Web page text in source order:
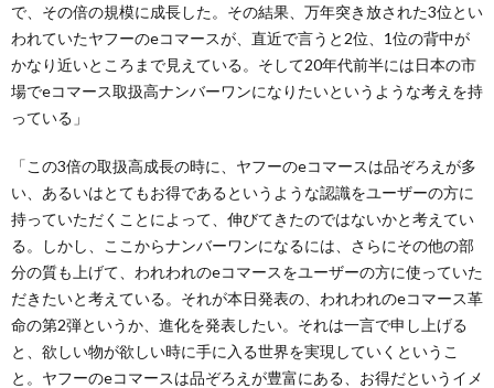
で、その倍の規模に成長した。その結果、万年突き放された3位とい
われていたヤフーのeコマースが、直近で言うと2位、1位の背中が
かなり近いところまで見えている。そして20年代前半には日本の市
場でeコマース取扱高ナンバーワンになりたいというような考えを持
っている」
「この3倍の取扱高成長の時に、ヤフーのeコマースは品ぞろえが多
い、あるいはとてもお得であるというような認識をユーザーの方に
持っていただくことによって、伸びてきたのではないかと考えてい
る。しかし、ここからナンバーワンになるには、さらにその他の部
分の質も上げて、われわれのeコマースをユーザーの方に使っていた
だきたいと考えている。それが本日発表の、われわれのeコマース革
命の第2弾というか、進化を発表したい。それは一言で申し上げる
と、欲しい物が欲しい時に手に入る世界を実現していくというこ
と。ヤフーのeコマースは品ぞろえが豊富にある、お得だというイメ